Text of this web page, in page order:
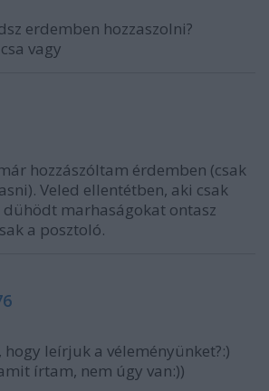
erdemben hozzaszolni?
vagy
hozzászóltam érdemben (csak
Veled ellentétben, aki csak
marhaságokat ontasz
a posztoló.
hogy leírjuk a véleményünket?:)
írtam, nem úgy van:))